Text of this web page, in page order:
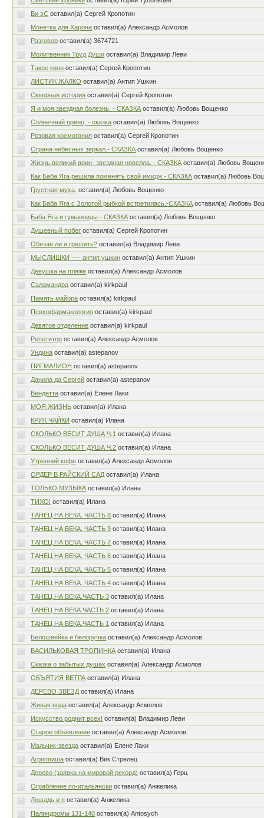
Ви эС оставил(а) Сергей Кропотин
Монетка для Харона оставил(а) Александр Асмолов
Разговор оставил(а) 3674721
Молитвенник Труд Души оставил(а) Владимир Леви
Такое кино оставил(а) Сергей Кропотин
ЛИСТИК ЖАЛКО оставил(а) Антип Ушкин
Скверная история оставил(а) Сергей Кропотин
Я и моя звездная болезнь. - СКАЗКА оставил(а) Любовь Вощенко
Солнечный принц. - сказка оставил(а) Любовь Вощенко
Розовая космогония оставил(а) Сергей Кропотин
Страна небесных зеркал.- СКАЗКА оставил(а) Любовь Вощенко
Жизнь великий воин- звездная новелла. - СКАЗКА оставил(а) Любовь
Как Баба Яга решила поменять свой имидж.- СКАЗКА оставил(а) Любовь
Грустная муха. оставил(а) Любовь Вощенко
Как Баба Яга с Золотой рыбкой встретилась.-СКАЗКА оставил(а) Любовь
Баба Яга и гуманоиды.- СКАЗКА оставил(а) Любовь Вощенко
Душевный побег оставил(а) Сергей Кропотин
Обязан ли я грешить? оставил(а) Владимир Леви
МЫСЛИШКИ ---- антип ушкин оставил(а) Антип Ушкин
Девушка на пляже оставил(а) Александр Асмолов
Саламандра оставил(а) kirkpaul
Память майора оставил(а) kirkpaul
Психофармакология оставил(а) kirkpaul
Девятое отделение оставил(а) kirkpaul
Репетитор оставил(а) Александр Асмолов
Ундина оставил(а) astepanov
ПИГМАЛИОН оставил(а) astepanov
Данила да Сергей оставил(а) astepanov
Вендетта оставил(а) Елене Лаки
МОЯ ЖИЗНЬ оставил(а) Илана
КРИК ЧАЙКИ оставил(а) Илана
СКОЛЬКО ВЕСИТ ДУША Ч.1 оставил(а) Илана
СКОЛЬКО ВЕСИТ ДУША Ч.2 оставил(а) Илана
Утренний кофе оставил(а) Александр Асмолов
ОРДЕР В РАЙСКИЙ САД оставил(а) Илана
ТОЛЬКО МУЗЫКА оставил(а) Илана
ТИХО! оставил(а) Илана
ТАНЕЦ НА ВЕКА. ЧАСТЬ 8 оставил(а) Илана
ТАНЕЦ НА ВЕКА. ЧАСТЬ 9 оставил(а) Илана
ТАНЕЦ НА ВЕКА. ЧАСТЬ 7 оставил(а) Илана
ТАНЕЦ НА ВЕКА. ЧАСТЬ 6 оставил(а) Илана
ТАНЕЦ НА ВЕКА. ЧАСТЬ 5 оставил(а) Илана
ТАНЕЦ НА ВЕКА. ЧАСТЬ 4 оставил(а) Илана
ТАНЕЦ НА ВЕКА.ЧАСТЬ 3 оставил(а) Илана
ТАНЕЦ НА ВЕКА.ЧАСТЬ 2 оставил(а) Илана
ТАНЕЦ НА ВЕКА.ЧАСТЬ 1 оставил(а) Илана
Белошвейка и белоручка оставил(а) Александр Асмолов
ВАСИЛЬКОВАЯ ТРОПИНКА оставил(а) Илана
Сказка о забытых душах оставил(а) Александр Асмолов
ОБЪЯТИЯ ВЕТРА оставил(а) Илана
ДЕРЕВО ЗВЁЗД оставил(а) Илана
Живая вода оставил(а) Александр Асмолов
Искусство роднит всех! оставил(а) Владимир Леви
Старое объявление оставил(а) Александр Асмолов
Мальчик-звезда оставил(а) Елене Лаки
Агриппиша оставил(а) Вик Стрелец
Дерево (заявка на мировой рекорд) оставил(а) Герц
Ограбление по-итальянски оставил(а) Анжелика
Лошадь и я оставил(а) Анжелика
Палиндромы 131-140 оставил(а) Antosych